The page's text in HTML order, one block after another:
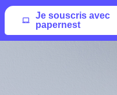
Je souscris avec
papernest